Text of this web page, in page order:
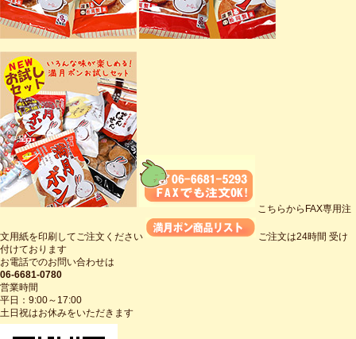
こちらからFAX専用注
文用紙を印刷してご注文ください
ご注文は24時間 受け
付けております
お電話でのお問い合わせは
06-6681-0780
営業時間
平日：9:00～17:00
土日祝はお休みをいただきます